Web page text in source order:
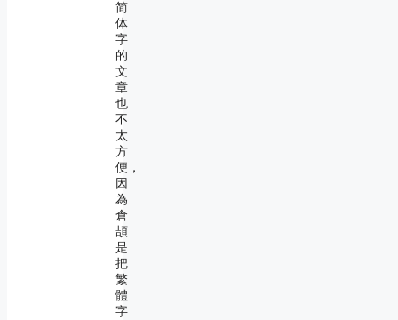
简
体
字
的
文
章
也
不
太
方
便，
因
為
倉
頡
是
把
繁
體
字